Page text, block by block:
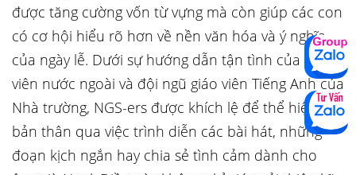
được tăng cường vốn từ vựng mà còn giúp các con
có cơ hội hiểu rõ hơn về nền văn hóa và ý nghĩa
của ngày lễ. Dưới sự hướng dẫn tận tình của giáo
viên nước ngoài và đội ngũ giáo viên Tiếng Anh của
Nhà trường, NGS-ers được khích lệ để thể hiện
bản thân qua việc trình diễn các bài hát, những
đoạn kịch ngắn hay chia sẻ tình cảm dành cho